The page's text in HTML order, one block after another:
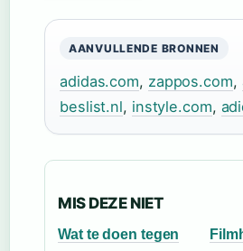
AANVULLENDE BRONNEN
adidas.com, zappos.com,
beslist.nl, instyle.com,
MIS DEZE NIET
Wat te doen tegen